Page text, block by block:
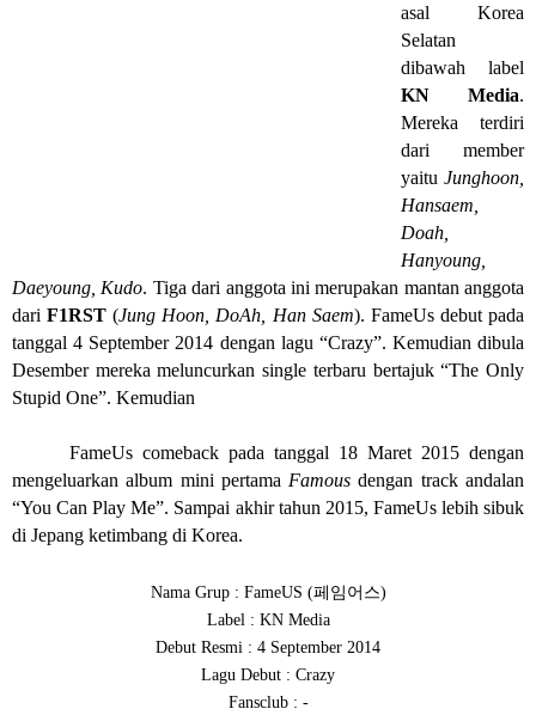
asal Korea
Selatan
dibawah label
KN Media.
Mereka terdiri
dari member
yaitu Junghoon,
Hansaem,
Doah,
Hanyoung,
Daeyoung, Kudo. Tiga dari anggota ini merupakan mantan anggota
dariF1RST (Jung Hoon, DoAh, Han Saem). FameUs debut pada
tanggal 4 September 2014 dengan lagu “Crazy”. Kemudian dibula
Desember mereka meluncurkan single terbaru bertajuk “The Only
Stupid One”. Kemudian
FameUs comeback pada tanggal 18 Maret 2015 dengan
mengeluarkan album mini pertama Famous dengan track andalan
“You Can Play Me”. Sampai akhir tahun 2015, FameUs lebih sibuk
di Jepang ketimbang di Korea.
Nama Grup : FameUS (페임어스)
Label : KN Media
Debut Resmi : 4 September 2014
Lagu Debut : Crazy
Fansclub : -